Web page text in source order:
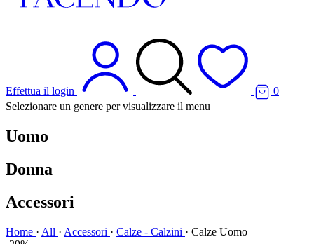
Effettua il login
0
Selezionare un genere per visualizzare il menu
Uomo
Donna
Accessori
Home · All · Accessori · Calze - Calzini · Calze Uomo